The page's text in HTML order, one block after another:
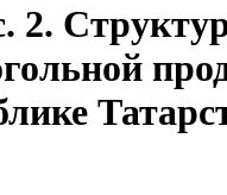
2.